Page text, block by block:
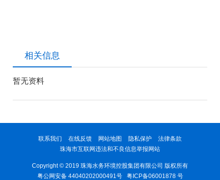
相关信息
暂无资料
联系我们 在线反馈 网站地图 隐私保护
法律条款
珠海市互联网违法和不良信息举报网站
Copyright © 2019 珠海水务环境控股集团有限公司 版权所有
粤公网安备 44040202000491号 粤ICP备06001878 号